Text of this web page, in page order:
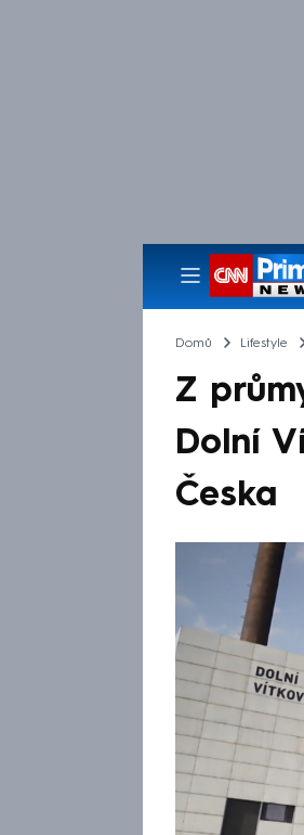
Domů Lifestyle
Z
Dolní
Česka